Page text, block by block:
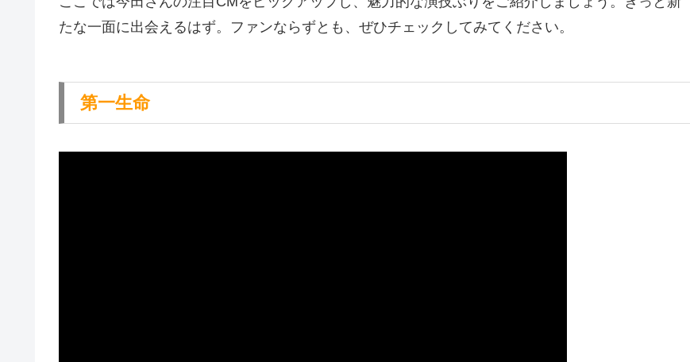
たな一面に出会えるはず。ファンならずとも、ぜひチェックしてみてください。
第一生命